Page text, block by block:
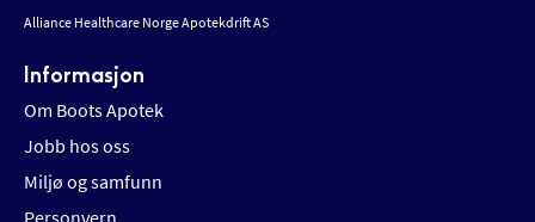
Alliance Healthcare Norge Apotekdrift AS
Informasjon
Om Boots Apotek
Jobb hos oss
Miljø og samfunn
Personvern